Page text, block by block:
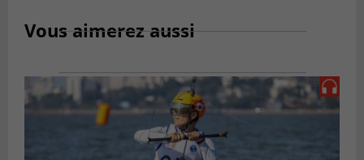
Vous aimerez aussi